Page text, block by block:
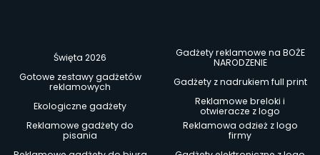
Święta 2026
Gadżety reklamowe na BOŻE
NARODZENIE
Gotowe zestawy gadżetów
reklamowych
Gadżety z nadrukiem full print
Ekologiczne gadżety
Reklamowe breloki i
otwieracze z logo
Reklamowe gadżety do
pisania
Reklamowa odzież z logo
firmy